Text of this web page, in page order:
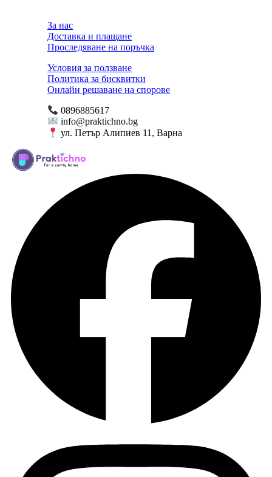
За нас
Доставка и плащане
Проследяване на поръчка
Условия за ползване
Политика за бисквитки
Онлайн решаване на спорове
0896885617
info@praktichno.bg
ул. Петър Алипиев 11, Варна